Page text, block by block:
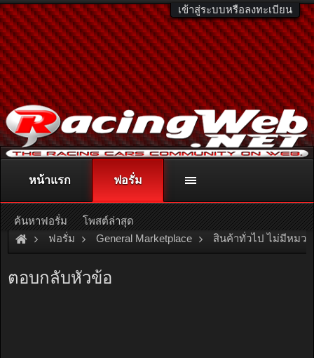
เข้าสู่ระบบหรือลงทะเบียน
ติดต่อลงโฆษณา racingweb@gmail.comหรือโทร. 081-811-1138
หรืออ่านรายละเอียดเพิ่มเติม คลิกที่นี่
ฟอรั่ม General Marketplace สินค้าทั่วไป ไม่มีหมว
ตอบกลับหัวข้อ
หน้าแรก ฟอรั่ม
ค้นหาฟอรั่ม โพสต์ล่าสุด